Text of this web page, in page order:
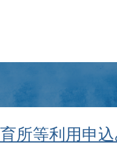
所等利用申